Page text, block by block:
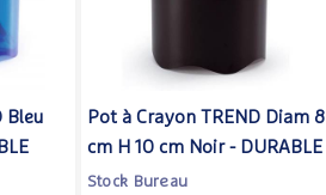
Bleu
Pot à Crayon TREND Diam 8
cm H 10 cm Noir - DURABLE
Stock Bureau